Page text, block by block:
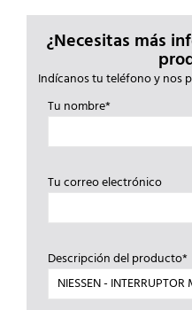
¿Necesitas más
Indícanos tu teléfono y nos
Tu nombre*
Tu correo electrónico
Descripción del producto*